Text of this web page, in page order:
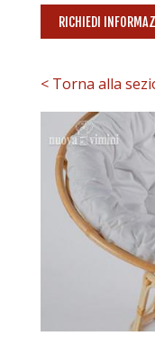
COMPLEMENTI
RICHIEDI
< Torna alla